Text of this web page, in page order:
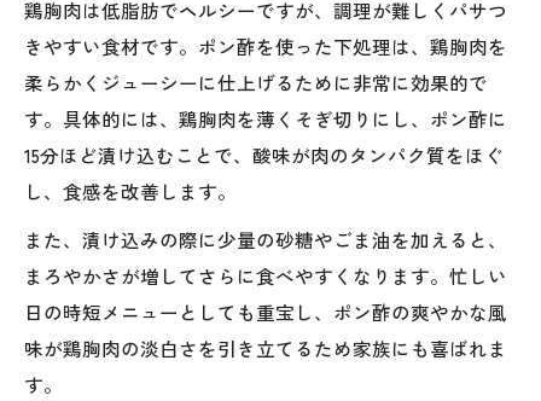
鶏胸肉は低脂肪でヘルシーですが、調理が難しくパサつ
きやすい食材です。ポン酢を使った下処理は、鶏胸肉を
柔らかくジューシーに仕上げるために非常に効果的で
す。具体的には、鶏胸肉を薄くそぎ切りにし、ポン酢に
15分ほど漬け込むことで、酸味が肉のタンパク質をほぐ
し、食感を改善します。
また、漬け込みの際に少量の砂糖やごま油を加えると、
まろやかさが増してさらに食べやすくなります。忙しい
日の時短メニューとしても重宝し、ポン酢の爽やかな風
味が鶏胸肉の淡白さを引き立てるため家族にも喜ばれま
す。